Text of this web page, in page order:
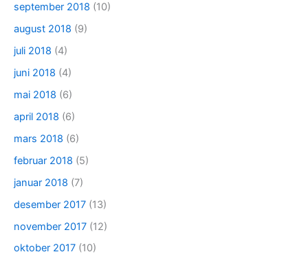
september 2018 (10)
august 2018 (9)
juli 2018 (4)
juni 2018 (4)
mai 2018 (6)
april 2018 (6)
mars 2018 (6)
februar 2018 (5)
januar 2018 (7)
desember 2017 (13)
november 2017 (12)
oktober 2017 (10)